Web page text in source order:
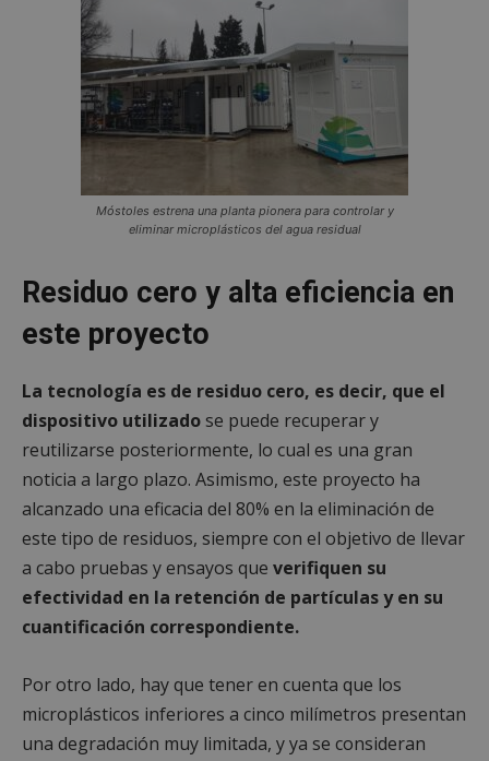
Móstoles estrena una planta pionera para controlar y
eliminar microplásticos del agua residual
Residuo cero y alta eficiencia en
este proyecto
La tecnología es de residuo cero, es decir, que el
dispositivo utilizadose puede recuperar y
reutilizarse posteriormente, lo cual es una gran
noticia a largo plazo. Asimismo, este proyecto ha
alcanzado una eficacia del 80% en la eliminación de
este tipo de residuos, siempre con el objetivo de llevar
a cabo pruebas y ensayos que verifiquen su
efectividad en la retención de partículas y en su
cuantificación correspondiente.
Por otro lado, hay que tener en cuenta que los
microplásticos inferiores a cinco milímetros presentan
una degradación muy limitada, y ya se consideran